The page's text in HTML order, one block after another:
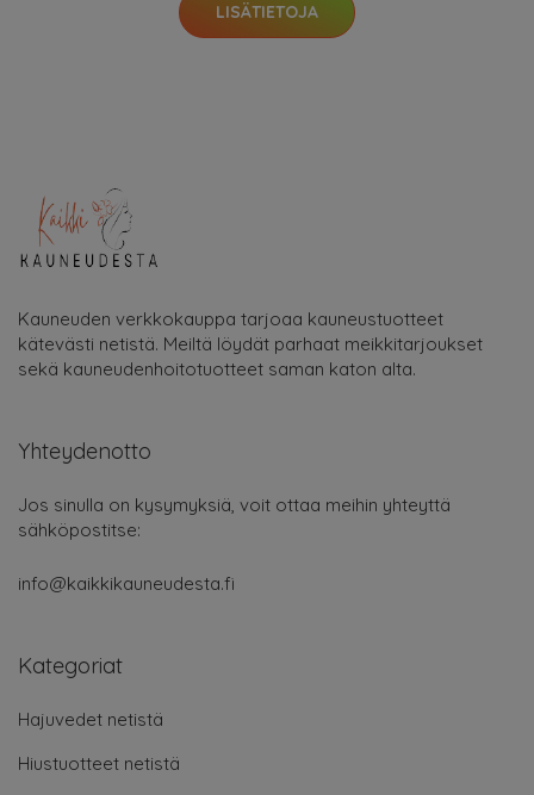
LISÄTIETOJA
Kauneuden verkkokauppa tarjoaa kauneustuotteet
kätevästi netistä. Meiltä löydät parhaat meikkitarjoukset
sekä kauneudenhoitotuotteet saman katon alta.
Yhteydenotto
Jos sinulla on kysymyksiä, voit ottaa meihin yhteyttä
sähköpostitse:
info@kaikkikauneudesta.fi
Kategoriat
Hajuvedet netistä
Hiustuotteet netistä